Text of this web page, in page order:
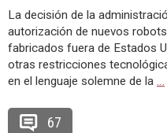
La decisión de la
autorización de nuevos
fabricados fuera de Estados
otras restricciones
en el lenguaje solemne de la …
67